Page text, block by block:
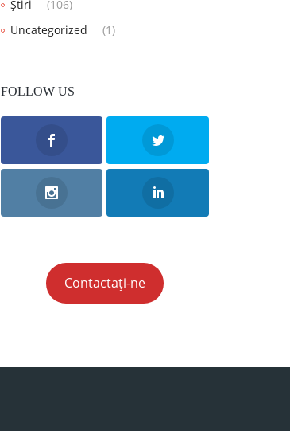
Știri
(106)
Uncategorized
(1)
FOLLOW US
Contactați-ne